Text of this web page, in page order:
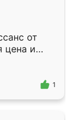
от
цена и
1